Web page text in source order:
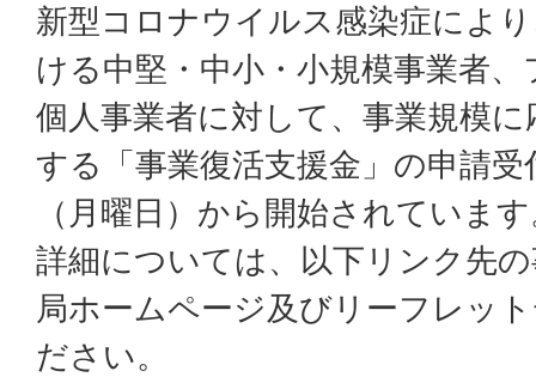
新型コロナウイルス感染症によ
ける中堅・中小・小規模事業者
個人事業者に対して、事業規模
する「事業復活支援金」の申請
（月曜日）から開始されていま
詳細については、以下リンク先
局ホームページ及びリーフレッ
ださい。